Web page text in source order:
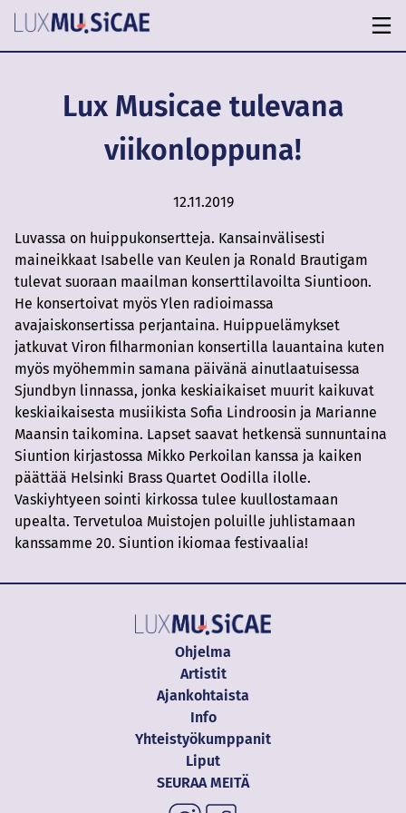
Lux Musicae tulevana
viikonloppuna!
12.11.2019
Luvassa on huippukonsertteja. Kansainvälisesti
maineikkaat Isabelle van Keulen ja Ronald Brautigam
tulevat suoraan maailman konserttilavoilta Siuntioon.
He konsertoivat myös Ylen radioimassa
avajaiskonsertissa perjantaina. Huippuelämykset
jatkuvat Viron filharmonian konsertilla lauantaina kuten
myös myöhemmin samana päivänä ainutlaatuisessa
Sjundbyn linnassa, jonka keskiaikaiset muurit kaikuvat
keskiaikaisesta musiikista Sofia Lindroosin ja Marianne
Maansin taikomina. Lapset saavat hetkensä sunnuntaina
Siuntion kirjastossa Mikko Perkoilan kanssa ja kaiken
päättää Helsinki Brass Quartet Oodilla ilolle.
Vaskiyhtyeen sointi kirkossa tulee kuullostamaan
upealta. Tervetuloa Muistojen poluille juhlistamaan
kanssamme 20. Siuntion ikiomaa festivaalia!
Ohjelma
Artistit
Ajankohtaista
Info
Yhteistyökumppanit
Liput
SEURAA MEITÄ